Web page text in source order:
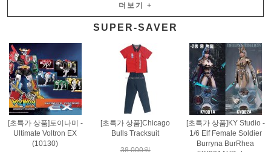
더보기 +
SUPER-SAVER
[초특가 상품]토이나미 -
Ultimate Voltron EX
(10130)
[초특가 상품]Chicago
Bulls Tracksuit
38,000원
[초특가 상품]KY Studio -
1/6 Elf Female Soldier
Burryna BurRhea